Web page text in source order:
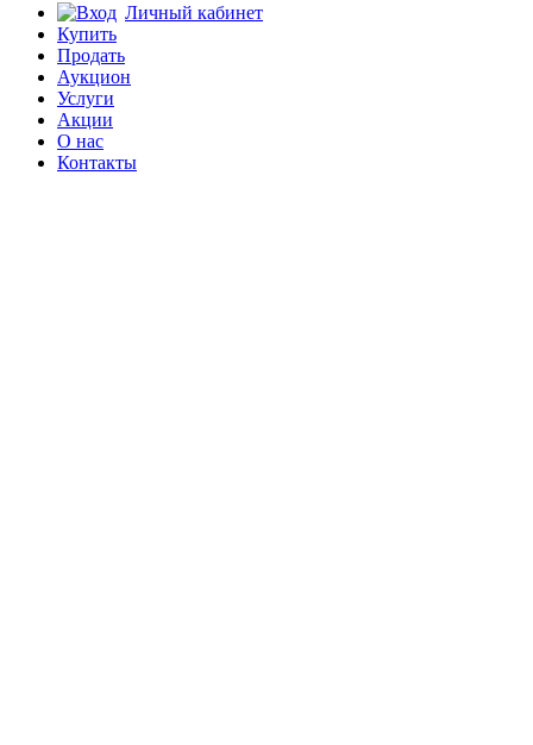
Личный кабинет
Купить
Продать
Аукцион
Услуги
Акции
О нас
Контакты